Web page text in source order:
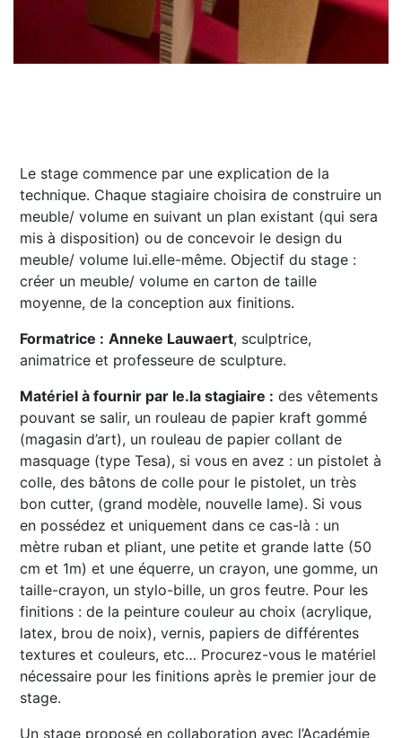
Le stage commence par une explication de la
technique. Chaque stagiaire choisira de construire un
meuble/ volume en suivant un plan existant (qui sera
mis à disposition) ou de concevoir le design du
meuble/ volume lui.elle-même. Objectif du stage :
créer un meuble/ volume en carton de taille
moyenne, de la conception aux finitions.
Formatrice : Anneke Lauwaert, sculptrice,
animatrice et professeure de sculpture.
Matériel à fournir par le.la stagiaire : des vêtements
pouvant se salir, un rouleau de papier kraft gommé
(magasin d’art), un rouleau de papier collant de
masquage (type Tesa), si vous en avez : un pistolet à
colle, des bâtons de colle pour le pistolet, un très
bon cutter, (grand modèle, nouvelle lame). Si vous
en possédez et uniquement dans ce cas-là : un
mètre ruban et pliant, une petite et grande latte (50
cm et 1m) et une équerre, un crayon, une gomme, un
taille-crayon, un stylo-bille, un gros feutre. Pour les
finitions : de la peinture couleur au choix (acrylique,
latex, brou de noix), vernis, papiers de différentes
textures et couleurs, etc… Procurez-vous le matériel
nécessaire pour les finitions après le premier jour de
stage.
Un stage proposé en collaboration avec l’Académie